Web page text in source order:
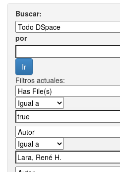
Buscar:
por
Filtros actuales: